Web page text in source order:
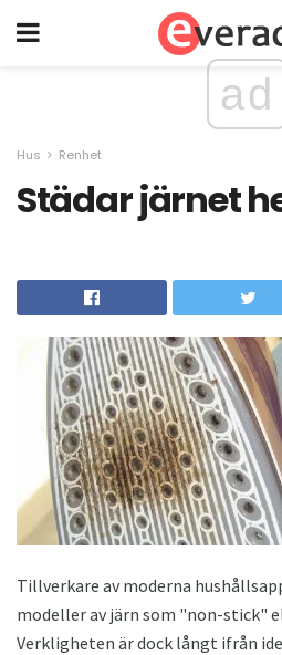
ad
Hus Renhet
Städar järnet
Tillverkare av moderna
modeller av järn som "non-stick"
Verkligheten är dock långt ifrån